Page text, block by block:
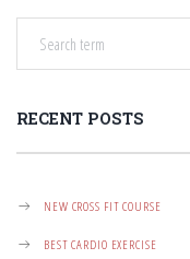
G
A
I
O
N
RECENT POSTS
NEW CROSS FIT COURSE
BEST CARDIO EXERCISE